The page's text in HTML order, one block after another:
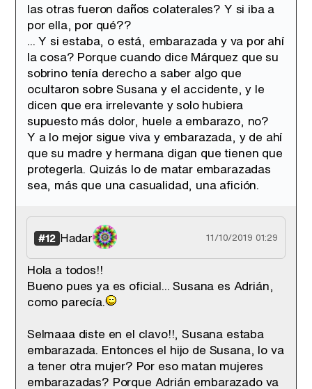
las otras fueron daños colaterales? Y si iba a
por ella, por qué??
... Y si estaba, o está, embarazada y va por ahí
la cosa? Porque cuando dice Márquez que su
sobrino tenía derecho a saber algo que
ocultaron sobre Susana y el accidente, y le
dicen que era irrelevante y solo hubiera
supuesto más dolor, huele a embarazo, no?
Y a lo mejor sigue viva y embarazada, y de ahí
que su madre y hermana digan que tienen que
protegerla. Quizás lo de matar embarazadas
sea, más que una casualidad, una afición.
#12 Hadar 11/10/2019 01:29
Hola a todos!!
Bueno pues ya es oficial... Susana es Adrián,
como parecía.
Selmaaa diste en el clavo!!, Susana estaba
embarazada. Entonces el hijo de Susana, lo va
a tener otra mujer? Por eso matan mujeres
embarazadas? Porque Adrián embarazado va